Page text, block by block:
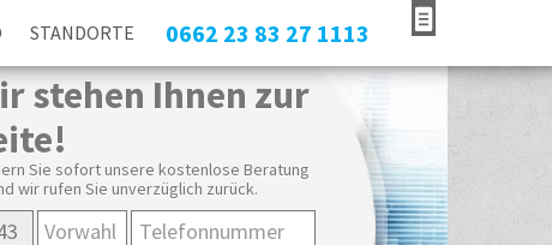
0662 23 83 27 1113
STANDORTE
stehen Ihnen zur
Sie sofort unsere kostenlose Beratung
wir rufen Sie unverzüglich zurück.